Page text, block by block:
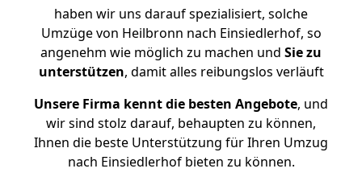
haben wir uns darauf spezialisiert, solche
Umzüge von Heilbronn nach Einsiedlerhof, so
angenehm wie möglich zu machen und Sie zu
unterstützen, damit alles reibungslos verläuft
Unsere Firma kennt die besten Angebote, und
wir sind stolz darauf, behaupten zu können,
Ihnen die beste Unterstützung für Ihren Umzug
nach Einsiedlerhof bieten zu können.